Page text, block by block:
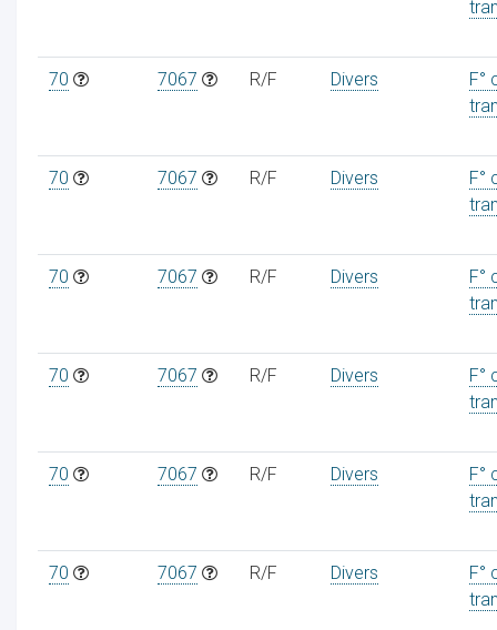
70 7067 R/F Divers
F°
70 7067 R/F Divers
F°
70 7067 R/F Divers
F°
70 7067 R/F Divers
F°
70 7067 R/F Divers
F°
70 7067 R/F Divers
F°